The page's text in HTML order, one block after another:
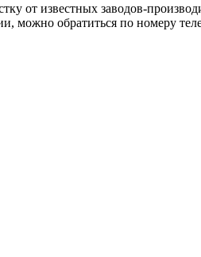
от известных заводов-
можно обратиться по номеру